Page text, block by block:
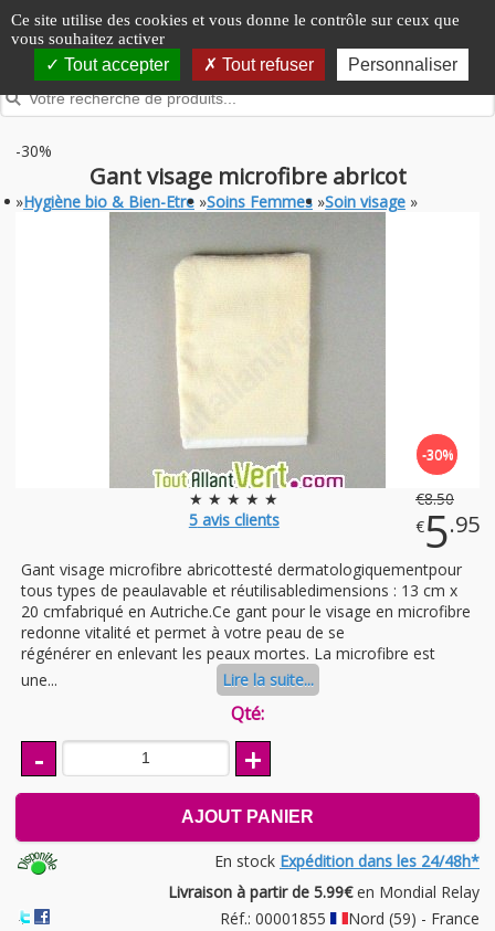
Panneau de gestion des cookies
Ce site utilise des cookies et vous donne le contrôle sur ceux que
vous souhaitez activer
Tout accepter Tout refuser Personnaliser
-30%
Gant visage microfibre abricot
»Hygiène bio & Bien-Etre »Soins Femmes »Soin visage »
★ ★ ★ ★ ★
5avis clients
-30%
€8.50
€5.95
Gant visage microfibre abricottesté dermatologiquementpour
tous types de peaulavable et réutilisabledimensions : 13 cm x
20 cmfabriqué en Autriche.Ce gant pour le visage en microfibre
redonne vitalité et permet à votre peau de se
régénérer en enlevant les peaux mortes. La microfibre est
une...
Lire la suite...
Qté:
- +
AJOUT PANIER
En stock Expédition dans les 24/48h*
Livraison à partir de 5.99€en Mondial Relay
Réf.: 00001855
Nord (59) - France